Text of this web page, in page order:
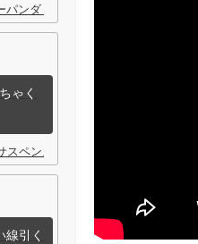
パンダ ｜Disney (ディズニープラス）
ゃく
スペンス・ノワール】韓国至上の《
引く